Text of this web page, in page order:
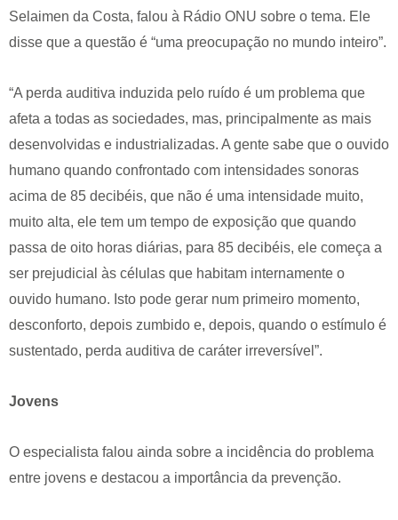
Selaimen da Costa, falou à Rádio ONU sobre o tema. Ele
disse que a questão é “uma preocupação no mundo inteiro”.
“A perda auditiva induzida pelo ruído é um problema que
afeta a todas as sociedades, mas, principalmente as mais
desenvolvidas e industrializadas. A gente sabe que o ouvido
humano quando confrontado com intensidades sonoras
acima de 85 decibéis, que não é uma intensidade muito,
muito alta, ele tem um tempo de exposição que quando
passa de oito horas diárias, para 85 decibéis, ele começa a
ser prejudicial às células que habitam internamente o
ouvido humano. Isto pode gerar num primeiro momento,
desconforto, depois zumbido e, depois, quando o estímulo é
sustentado, perda auditiva de caráter irreversível”.
Jovens
O especialista falou ainda sobre a incidência do problema
entre jovens e destacou a importância da prevenção.